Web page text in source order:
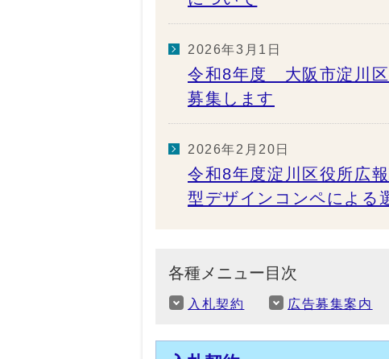
2026年3月1日
令和8年度 大阪市淀川
募集します
2026年2月20日
令和8年度淀川区役所広
型デザインコンペによる
各種メニュー目次
入札契約 広告募集案内